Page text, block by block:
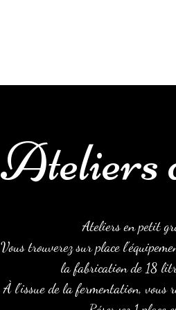
Ateliers
Ateliers en petit
Vous trouverez sur place
la fabrication de 18
À l'issue de la fermentation, vous